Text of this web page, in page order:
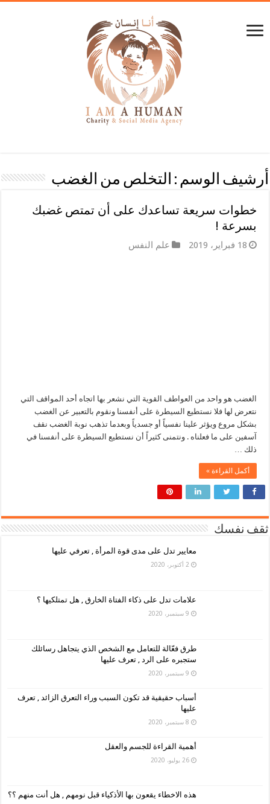
أرشيف الوسم : التخلص من الغضب
خطوات سريعة تساعدك على أن تمتص غضبك
بسرعة !
18 فبراير، 2019 علم النفس
الغضب هو واحد من العواطف القوية التي نشعر بها اتجاه أحد المواقف التي
نتعرض لها فلا نستطيع السيطرة على أنفسنا ونقوم بالتعبير عن الغضب
بشكل مروع ويؤثر علينا نفسياً أو جسدياً وبعدما تذهب نوبة الغضب نقف
آسفين على ما فعلناه . ونتمنى كثيراً أن نستطيع السيطرة على أنفسنا في
ذلك …
أكمل القراءة »
ثقف نفسك
معايير تدل على مدى قوة المرأة , تعرفي عليها
2 أكتوبر، 2020
علامات تدل على ذكاء الفتاة الخارق , هل تمتلكيها ؟
9 سبتمبر، 2020
طرق فعّالة للتعامل مع الشخص الذي يتجاهل رسائلك
ستجبره على الرد , تعرف عليها
9 سبتمبر، 2020
أسباب حقيقية قد تكون السبب وراء التعرق الزائد , تعرف
عليها
8 سبتمبر، 2020
أهمية القراءة للجسم والعقل
26 يوليو، 2020
هذه الاخطاء يقعون بها الأذكياء قبل نومهم , هل أنت منهم ؟؟